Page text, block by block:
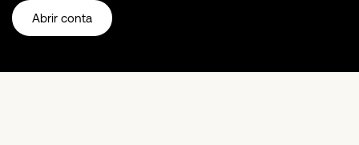
Abrir conta